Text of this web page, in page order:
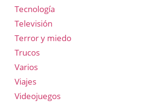
Tecnología
Televisión
Terror y miedo
Trucos
Varios
Viajes
Videojuegos